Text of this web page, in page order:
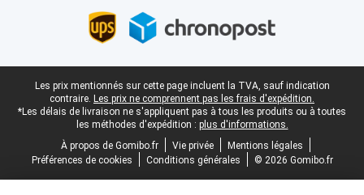
Pied-de-page légal
Les prix mentionnés sur cette page incluent la TVA, sauf indication
contraire. Les prix ne comprennent pas les frais d'expédition.
*Les délais de livraison ne s'appliquent pas à tous les produits ou à toutes
les méthodes d'expédition : plus d'informations.
À propos de Gomibo.fr
Vie privée
Mentions légales
Préférences de cookies
Conditions générales © 2026 Gomibo.fr